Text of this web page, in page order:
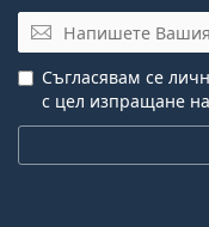
Имейл
Съгласявам се
с цел изпращане